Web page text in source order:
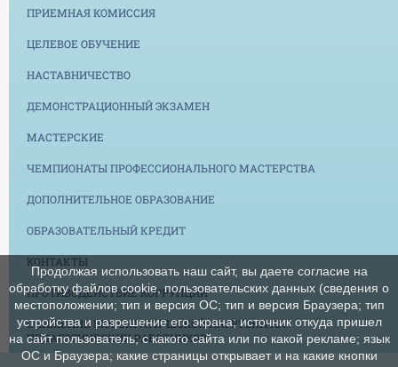
ПРИЕМНАЯ КОМИССИЯ
ЦЕЛЕВОЕ ОБУЧЕНИЕ
НАСТАВНИЧЕСТВО
ДЕМОНСТРАЦИОННЫЙ ЭКЗАМЕН
МАСТЕРСКИЕ
ЧЕМПИОНАТЫ ПРОФЕССИОНАЛЬНОГО МАСТЕРСТВА
ДОПОЛНИТЕЛЬНОЕ ОБРАЗОВАНИЕ
ОБРАЗОВАТЕЛЬНЫЙ КРЕДИТ
КОНТАКТЫ
ПРОТИВОДЕЙСТВИЕ КОРРУПЦИИ
СНИЖЕНИЕ БЮРОКРАТИЧЕСКОЙ НАГРУЗКИ НА
ПЕДАГОГИЧЕСКИХ РАБОТНИКОВ
Продолжая использовать наш сайт, вы даете согласие на
обработку файлов cookie, пользовательских данных (сведения о
местоположении; тип и версия ОС; тип и версия Браузера; тип
устройства и разрешение его экрана; источник откуда пришел
на сайт пользователь; с какого сайта или по какой рекламе; язык
ОС и Браузера; какие страницы открывает и на какие кнопки